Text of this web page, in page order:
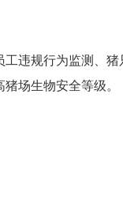
违规行为监测、
场生物安全等级。